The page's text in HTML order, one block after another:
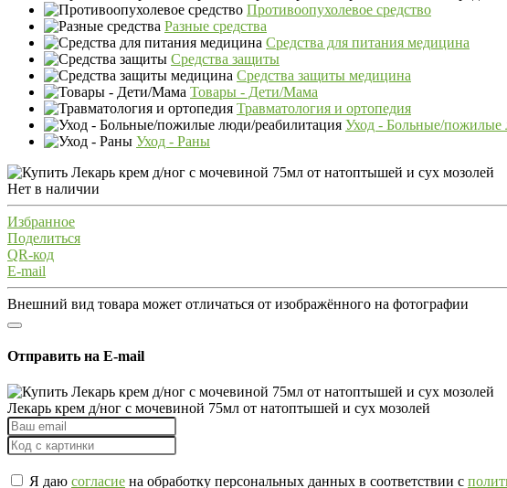
Противоопухолевое средство
Разные средства
Средства для питания медицина
Средства защиты
Средства защиты медицина
Товары - Дети/Мама
Травматология и ортопедия
Уход - Больные/пожилые
Уход - Раны
Нет в наличии
Избранное
Поделиться
QR-код
E-mail
Внешний вид товара может отличаться от изображённого на фотографии
Отправить на E-mail
Лекарь крем д/ног с мочевиной 75мл от натоптышей и сух мозолей
Я даю согласие на обработку персональных данных в соответствии с